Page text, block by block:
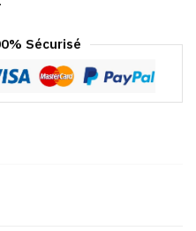
Sécurisé